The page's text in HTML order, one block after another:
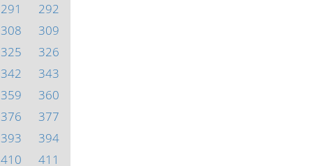
291
292
308
309
325
326
342
343
359
360
376
377
393
394
410
411